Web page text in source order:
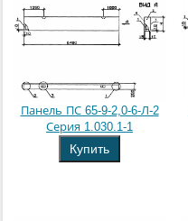
Панель ПС 65-9-2,0-6-Л-2
Серия 1.030.1-1
Купить